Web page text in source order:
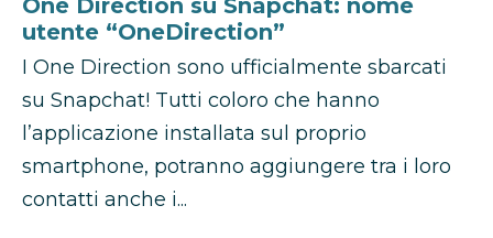
One Direction su Snapchat: nome
utente “OneDirection”
I One Direction sono ufficialmente sbarcati
su Snapchat! Tutti coloro che hanno
l’applicazione installata sul proprio
smartphone, potranno aggiungere tra i loro
contatti anche i...